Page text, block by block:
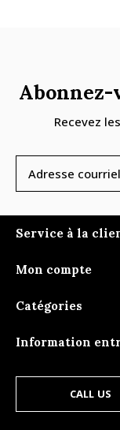
Recevez
Service à la
Mon compte
Catégories
Information
CALL US